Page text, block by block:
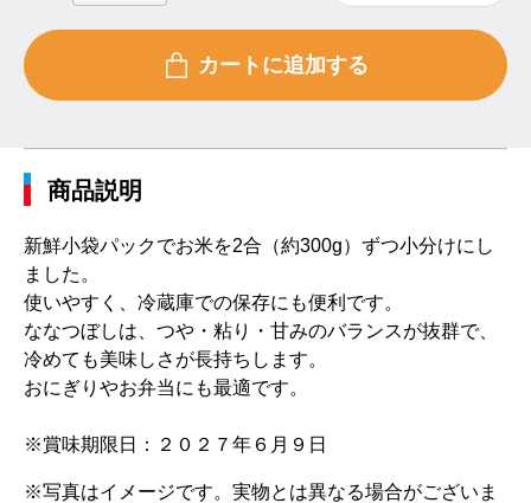
商品説明
新鮮小袋パックでお米を2合（約300g）ずつ小分けにし
ました。
使いやすく、冷蔵庫での保存にも便利です。
ななつぼしは、つや・粘り・甘みのバランスが抜群で、
冷めても美味しさが長持ちします。
おにぎりやお弁当にも最適です。
※賞味期限日：２０２７年６月９日
※写真はイメージです。実物とは異なる場合がございま